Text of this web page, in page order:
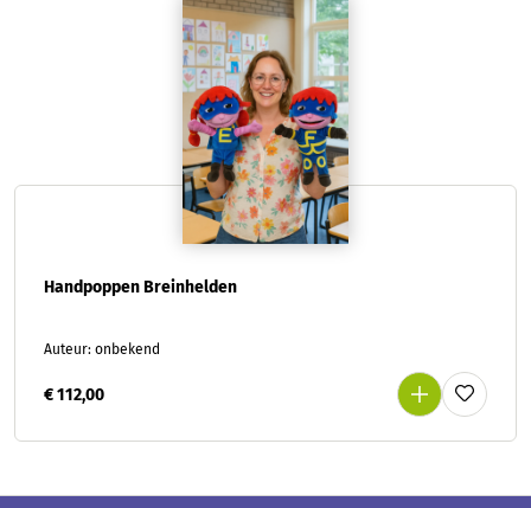
Handpoppen Breinhelden
Auteur: onbekend
€ 112,00